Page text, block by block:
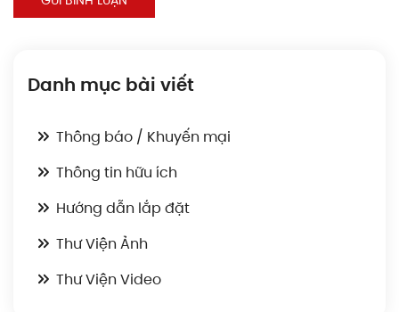
Danh mục bài viết
Thông báo / Khuyến mại
Thông tin hữu ích
Hướng dẫn lắp đặt
Thư Viện Ảnh
Thư Viện Video